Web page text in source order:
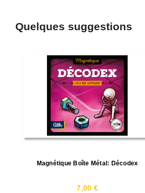
Quelques suggestions
Magnétique Boîte Métal: Décodex
7,00 €